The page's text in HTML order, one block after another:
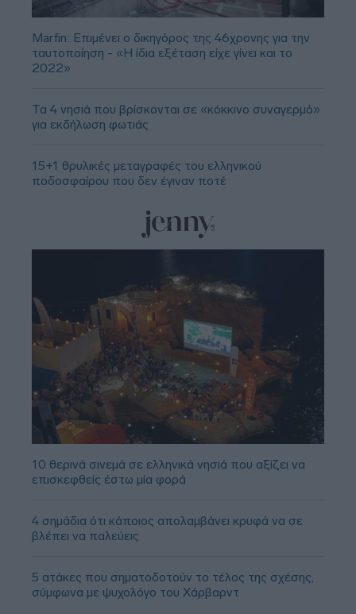
Marfin: Επιμένει ο δικηγόρος της 46χρονης για την
ταυτοποίηση - «Η ίδια εξέταση είχε γίνει και το
2022»
Τα 4 νησιά που βρίσκονται σε «κόκκινο συναγερμό»
για εκδήλωση φωτιάς
15+1 θρυλικές μεταγραφές του ελληνικού
ποδοσφαίρου που δεν έγιναν ποτέ
10 θερινά σινεμά σε ελληνικά νησιά που αξίζει να
επισκεφθείς έστω μία φορά
4 σημάδια ότι κάποιος απολαμβάνει κρυφά να σε
βλέπει να παλεύεις
5 ατάκες που σηματοδοτούν το τέλος της σχέσης,
σύμφωνα με ψυχολόγο του Χάρβαρντ